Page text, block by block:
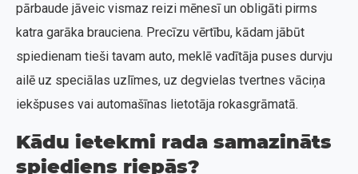
pārbaude jāveic vismaz reizi mēnesī un obligāti pirms
katra garāka brauciena. Precīzu vērtību, kādam jābūt
spiedienam tieši tavam auto, meklē vadītāja puses durvju
ailē uz speciālas uzlīmes, uz degvielas tvertnes vāciņa
iekšpuses vai automašīnas lietotāja rokasgrāmatā.
Kādu ietekmi rada samazināts
spiediens riepās?